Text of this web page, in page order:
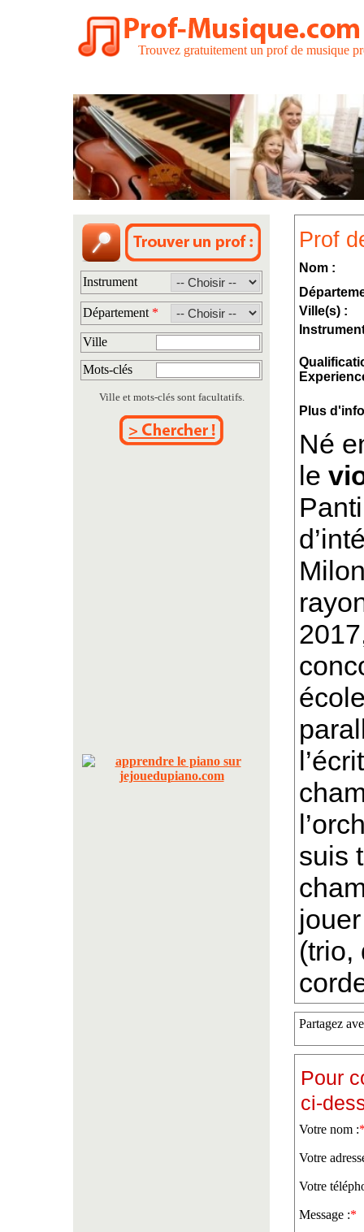
Trouvez gratuitement un prof de musique
Instrument
Département *
Ville
Mots-clés
Ville et mots-clés sont facultatifs.
Prof
Nom :
Ville(s) :
Plus
Né
le
suis
(trio,
Partagez
Pour
ci-
Votre nom :
Votre
Votre
Message :*